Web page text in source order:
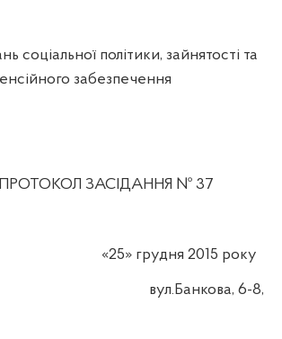
соціальної політики, зайнятості та
забезпечення
ПРОТОКОЛ ЗАСІДАННЯ №37
«25»грудня 2015 року
вул.Банкова, 6-8,